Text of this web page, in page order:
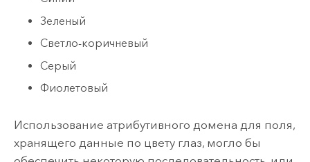
Зеленый
Светло-коричневый
Серый
Фиолетовый
Использование атрибутивного домена для поля,
хранящего данные по цвету глаз, могло бы